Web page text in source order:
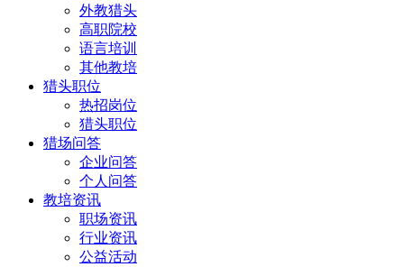
外教猎头
高职院校
语言培训
其他教培
猎头职位
热招岗位
猎头职位
猎场问答
企业问答
个人问答
教培资讯
职场资讯
行业资讯
公益活动